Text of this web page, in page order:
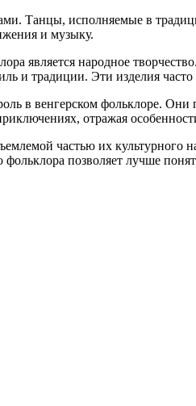
Танцы, исполняемые в
и музыку.
является народное
и традиции. Эти изделия
в венгерском фольклоре.
отражая
частью их культурного
позволяет лучше